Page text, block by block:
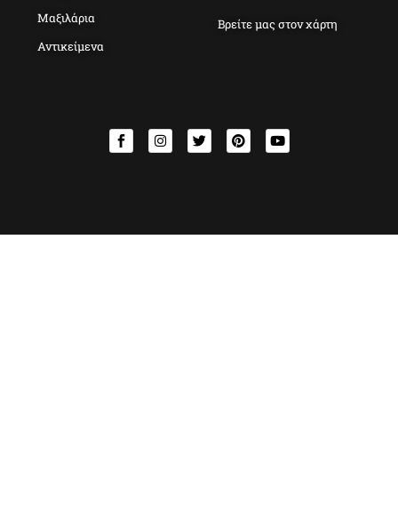
Μαξιλάρια
Αντικείμενα
Βρείτε μας στον χάρτη